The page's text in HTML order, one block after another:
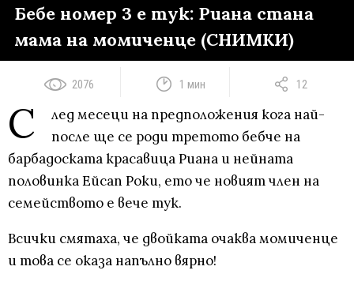
Бебе номер 3 е тук: Риана стана
мама на момиченце (СНИМКИ)
2076 1 мин 12
С
лед месеци на предположения кога най-
после ще се роди третото бебче на
барбадоската красавица Риана и нейната
половинка Ейсап Роки, ето че новият член на
семейството е вече тук.
Всички смятаха, че двойката очаква момиченце
и това се оказа напълно вярно!